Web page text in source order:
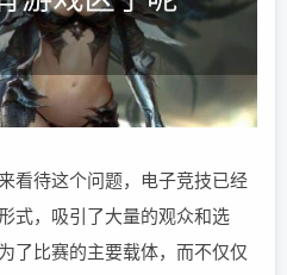
看待这个问题，电子竞技已经
式，吸引了大量的观众和选
了比赛的主要载体，而不仅仅